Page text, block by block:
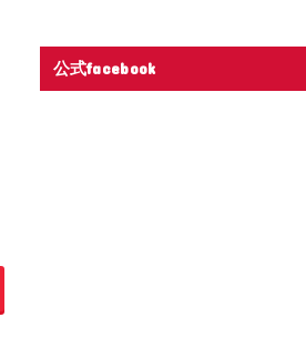
公式facebook